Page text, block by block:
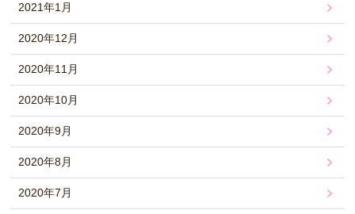
2021年1月
2020年12月
2020年11月
2020年10月
2020年9月
2020年8月
2020年7月